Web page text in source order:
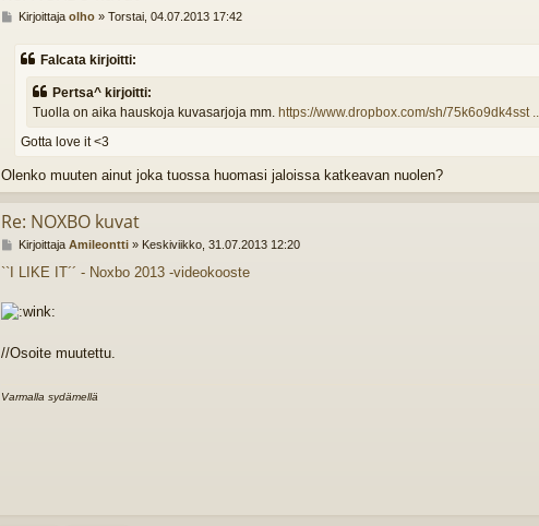
V
e
Kirjoittaja olho» Torstai, 04.07.2013 17:42
Falcata kirjoitti:
Pertsa^ kirjoitti:
Tuolla on aika hauskoja kuvasarjoja mm. https://www.dropbox.com/sh/75k6o9dk4sst
Gotta love it <3
Olenko muuten ainut joka tuossa huomasi jaloissa katkeavan nuolen?
Re: NOXBO kuvat
V
e
t
Kirjoittaja Amileontti» Keskiviikko, 31.07.2013 12:20
``I LIKE IT´´ - Noxbo 2013 -videokooste
//Osoite muutettu.
Varmalla sydämellä